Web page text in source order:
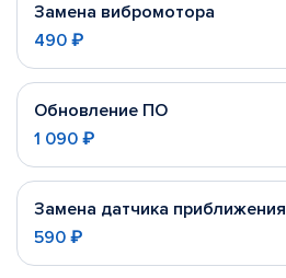
Замена вибромотора
490 ₽
Обновление ПО
1 090 ₽
Замена датчика приближения
590 ₽